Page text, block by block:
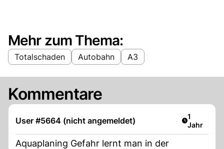
Mehr zum Thema:
Totalschaden Autobahn A3
Kommentare
User #5664 (nicht angemeldet) Artikel
1
Jahr
Aquaplaning Gefahr lernt man in der